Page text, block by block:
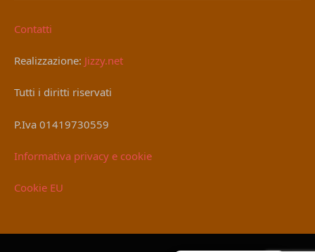
Contatti
Realizzazione: Jizzy.net
Tutti i diritti riservati
P.Iva 01419730559
Informativa privacy e cookie
Cookie EU